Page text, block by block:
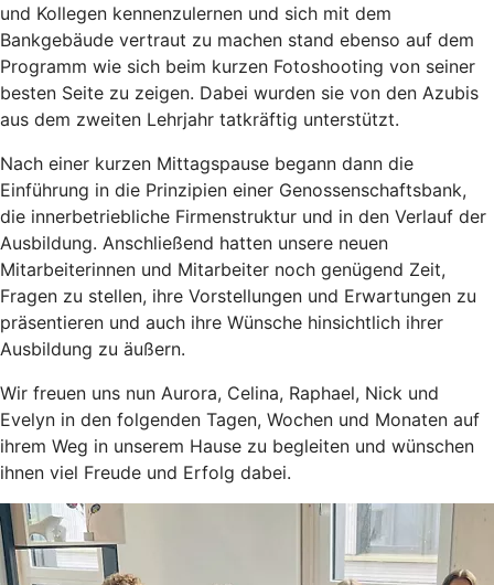
und Kollegen kennenzulernen und sich mit dem
Bankgebäude vertraut zu machen stand ebenso auf dem
Programm wie sich beim kurzen Fotoshooting von seiner
besten Seite zu zeigen. Dabei wurden sie von den Azubis
aus dem zweiten Lehrjahr tatkräftig unterstützt.
Nach einer kurzen Mittagspause begann dann die
Einführung in die Prinzipien einer Genossenschaftsbank,
die innerbetriebliche Firmenstruktur und in den Verlauf der
Ausbildung. Anschließend hatten unsere neuen
Mitarbeiterinnen und Mitarbeiter noch genügend Zeit,
Fragen zu stellen, ihre Vorstellungen und Erwartungen zu
präsentieren und auch ihre Wünsche hinsichtlich ihrer
Ausbildung zu äußern.
Wir freuen uns nun Aurora, Celina, Raphael, Nick und
Evelyn in den folgenden Tagen, Wochen und Monaten auf
ihrem Weg in unserem Hause zu begleiten und wünschen
ihnen viel Freude und Erfolg dabei.